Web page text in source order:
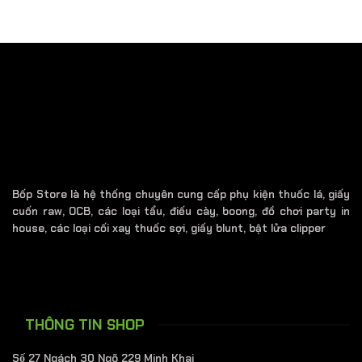
nhiều
chọn
trên
trang
Bốp Store là hệ thống chuyên cung cấp phụ kiện thuốc lá, giấy
cuốn raw, OCB, các loại tẩu, điếu cày, boong, đồ chơi party in
house, các loại cối xay thuốc sợi, giấy blunt, bật lửa clipper
THÔNG TIN SHOP
Số 27 Ngách 30 Ngõ 229 Minh Khai